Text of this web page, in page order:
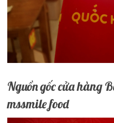
Nguồn gốc cửa hàng
mssmile food